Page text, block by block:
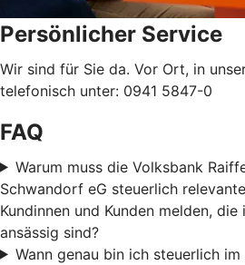
Persönlicher Service
Wir sind für Sie da. Vor Ort, in
telefonisch unter: 0941 5847-0
FAQ
Warum muss die Volksbank
Schwandorf eG steuerlich
Kundinnen und Kunden melden,
ansässig sind?
Wann genau bin ich steuerlich im